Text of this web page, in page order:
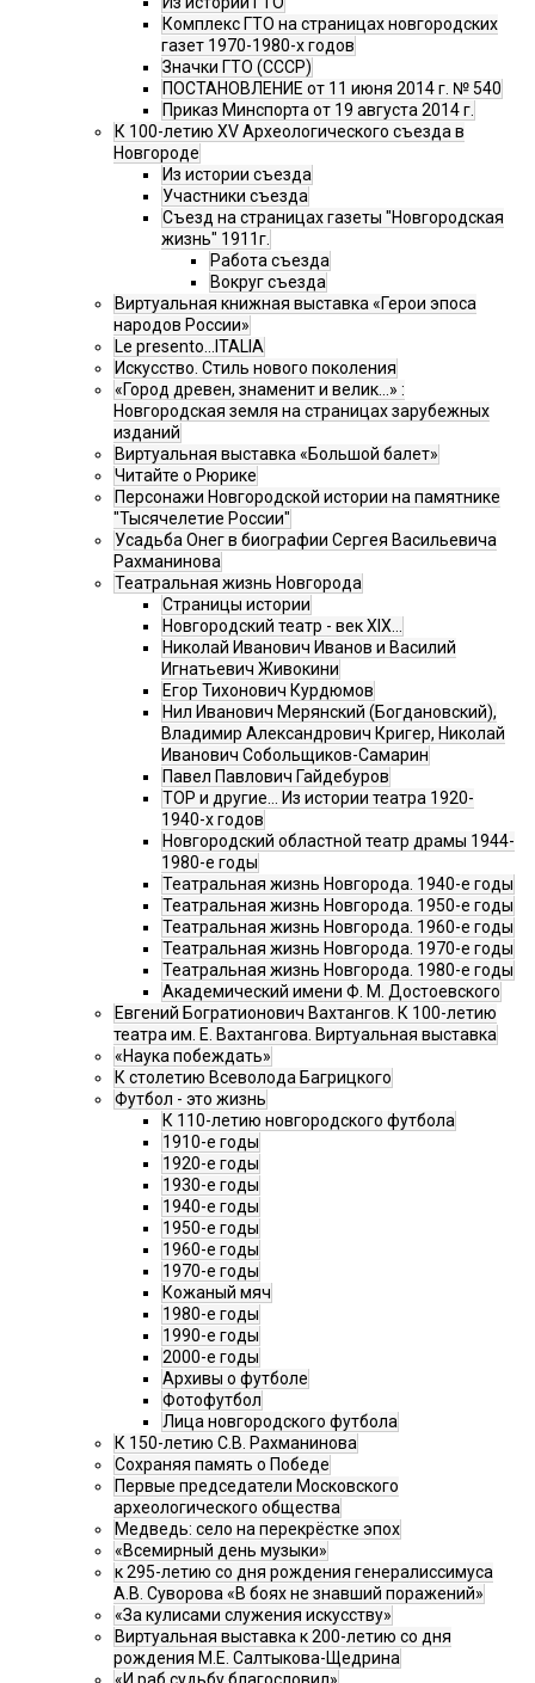
Комплекс ГТО на страницах новгородских
газет 1970-1980-х годов
Значки ГТО (СССР)
ПОСТАНОВЛЕНИЕ от 11 июня 2014 г. № 540
Приказ Минспорта от 19 августа 2014 г.
К 100-летию XV Археологического съезда в
Новгороде
Из истории съезда
Участники съезда
Cъезд на страницах газеты "Новгородская
жизнь" 1911г.
Работа съезда
Вокруг съезда
Виртуальная книжная выставка «Герои эпоса
народов России»
Le presento...ITALIA
Искусство. Стиль нового поколения
«Город древен, знаменит и велик…» :
Новгородская земля на страницах зарубежных
изданий
Виртуальная выставка «Большой балет»
Читайте о Рюрике
Персонажи Новгородской истории на памятнике
"Тысячелетие России"
Усадьба Онег в биографии Сергея Васильевича
Рахманинова
Театральная жизнь Новгорода
Страницы истории
Новгородский театр - век XIX…
Николай Иванович Иванов и Василий
Игнатьевич Живокини
Егор Тихонович Курдюмов
Нил Иванович Мерянский (Богдановский),
Владимир Александрович Кригер, Николай
Иванович Собольщиков-Самарин
Павел Павлович Гайдебуров
ТОР и другие… Из истории театра 1920-
1940-х годов
Новгородский областной театр драмы 1944-
1980-е годы
Театральная жизнь Новгорода. 1940-е годы
Театральная жизнь Новгорода. 1950-е годы
Театральная жизнь Новгорода. 1960-е годы
Театральная жизнь Новгорода. 1970-е годы
Театральная жизнь Новгорода. 1980-е годы
Академический имени Ф. М. Достоевского
Евгений Богратионович Вахтангов. К 100-летию
театра им. Е. Вахтангова. Виртуальная выставка
«Наука побеждать»
К столетию Всеволода Багрицкого
Футбол - это жизнь
К 110-летию новгородского футбола
1910-е годы
1920-е годы
1930-е годы
1940-е годы
1950-е годы
1960-е годы
1970-е годы
Кожаный мяч
1980-е годы
1990-е годы
2000-е годы
Архивы о футболе
Фотофутбол
Лица новгородского футбола
К 150-летию С.В. Рахманинова
Сохраняя память о Победе
Первые председатели Московского
археологического общества
Медведь: село на перекрёстке эпох
«Всемирный день музыки»
к 295-летию со дня рождения генералиссимуса
А.В. Суворова «В боях не знавший поражений»
«За кулисами служения искусству»
Виртуальная выставка к 200-летию со дня
рождения М.Е. Салтыкова-Щедрина